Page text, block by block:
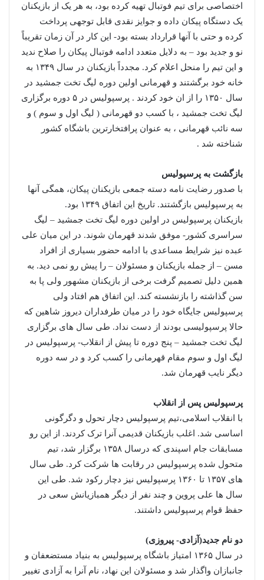
اختصاصی برای تیم فوتبال تهیه کرده بود، به هر یک از بازیکنان
یک دستگاه پیکان داده و جوایز نقدی قابل توجهی پرداخت
کرده و حتی با آنها قرارداد بسته بود- این کار در آن زمان تقریباً
نو و جدید بود – به دلایل متعدد ادامه فوتبال پیکان را صلاح ندید
و این تیم را منحل اعلام کرد. مجدداً بازیکنان در سال ۱۳۴۹ به
خانه خود برگشتند و قهرمانی اولین دوره لیگ تخت جمشید در
سال ۱۳۵۰ را از ان خود کردند . پرسپولیس در ۵ دوره برگزاری
لیگ تخت جمشید ، با کسب دو قهرمانی ( لیگ اول و سوم ) و
سه نائب قهرمانی ، به عنوان پرافتخارترین باشگاه کشور
شناخته شد .
بازگشت به پرسپولیس
با صدور رضایت نامه دسته جمعی بازیکنان پیکان، همگی آنها
به پرسپولیس بازگشتند. تاریخ این اتفاق ۱۳۴۹ بود.
بازیکنان پرسپولیس در اولین دوره لیگ تخت جمشید – لیگ
سراسری کشور- موفق شدند قهرمان شوند. در این میان علی
عبده نیز شرایط مساعدی با ادامه حضور بسیاری از افراد
مسن – از جمله بازیکنان و مسئولان – را پیش رو نمی دید. به
همین دلیل تصمیم گرفت برخی از بازیکنان مشهور ولی پا به
سن گذاشته را بازنشسته کند. این اتفاق هم افتاد ولی
پرسپولیس جایگاه خود را در میان طرفداران دیروز شاهین که
حالا پرسپولیسی بودند از دست نداد. طی سال های برگزاری
لیگ تخت جمشید – پنج دوره تا پیش از انقلاب- پرسپولیس در
لیگ اول و سوم مقام قهرمانی را کسب کرد و در سه دوره
دیگر نایب قهرمان شد.
پرسپولیس پس از انقلاب
با انقلاب اسلامی،تیم پرسپولیس دچار تحول و دگرگونی
اساسی شد. اغلب بازیکنان قدیمی آنرا ترک کردند. از این رو
مسابقات جام اسپندی که درسال ۱۳۵۸ برگزار شد، تیم
متحول شده پرسپولیس در رقابت ها شرکت کرد. طی سال
های ۱۳۵۷ تا ۱۳۶۰ پرسپولیس نیز دچار رکود شد. طی این
سال ها علی پروین و چند نفر از دیگر همبازیانش سعی در
حفظ قوام پرسپولیس داشتند.
دو نام جدید(آزادی- پیروزی)
در سال ۱۳۶۵ امتیاز باشگاه پرسپولیس به بنیاد مستضعفان و
جانبازان واگذار شد و مسئولان این نهاد، نام آنرا به آزادی تغییر